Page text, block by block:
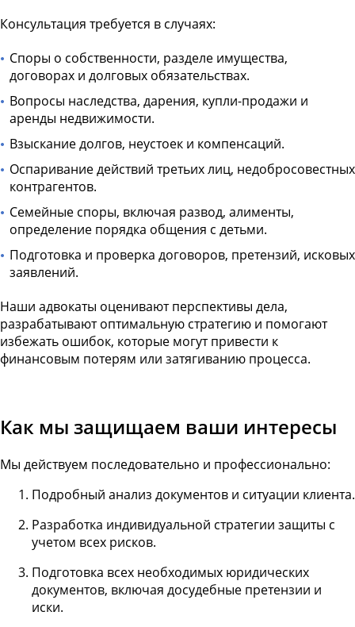
Консультация требуется в случаях:
Споры о собственности, разделе имущества,
договорах и долговых обязательствах.
Вопросы наследства, дарения, купли-продажи и
аренды недвижимости.
Взыскание долгов, неустоек и компенсаций.
Оспаривание действий третьих лиц, недобросовестных
контрагентов.
Семейные споры, включая развод, алименты,
определение порядка общения с детьми.
Подготовка и проверка договоров, претензий, исковых
заявлений.
Наши адвокаты оценивают перспективы дела,
разрабатывают оптимальную стратегию и помогают
избежать ошибок, которые могут привести к
финансовым потерям или затягиванию процесса.
Как мы защищаем ваши интересы
Мы действуем последовательно и профессионально:
Подробный анализ документов и ситуации клиента.
Разработка индивидуальной стратегии защиты с
учетом всех рисков.
Подготовка всех необходимых юридических
документов, включая досудебные претензии и
иски.